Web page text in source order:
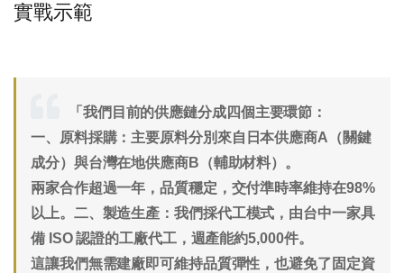
實戰示範
「我們目前的供應鏈分成四個主要環節：
一、原料採購：主要原料分別來自日本供應商A（關鍵
成分）與台灣在地供應商B（輔助材料）。
兩家合作超過一年，品質穩定，交付準時率維持在98%
以上。 二、製造生產 ：我們採代工模式，由台中一家具
備 ISO 認證的工廠代工，週產能約5,000件。
這讓我們無需建廠即可維持品質彈性，也避免了固定資